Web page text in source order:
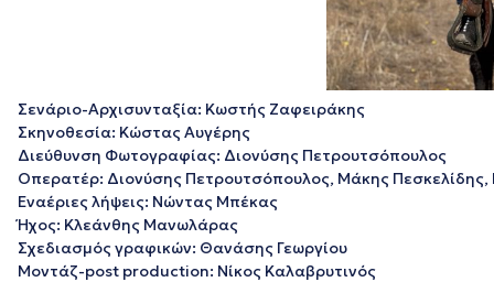
Σενάριο-Αρχισυνταξία: Κωστής Ζαφειράκης
Σκηνοθεσία: Κώστας Αυγέρης
Διεύθυνση Φωτογραφίας: Διονύσης Πετρουτσόπουλος
Οπερατέρ: Διονύσης Πετρουτσόπουλος, Μάκης
Εναέριες λήψεις: Νώντας Μπέκας
Ήχος: Κλεάνθης Μανωλάρας
Σχεδιασμός γραφικών: Θανάσης Γεωργίου
Μοντάζ-post production: Νίκος Καλαβρυτινός